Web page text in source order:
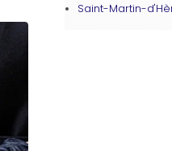
Saint-Martin-